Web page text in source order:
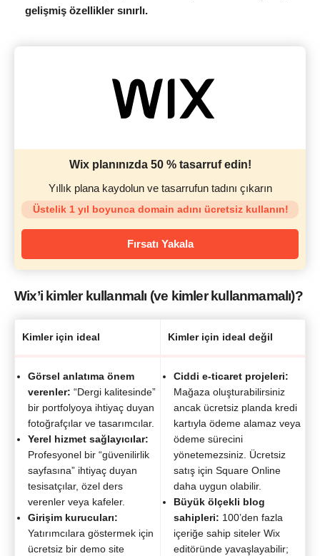
gelişmiş özellikler sınırlı.
Wix planınızda 50 % tasarruf edin!
Yıllık plana kaydolun ve tasarrufun tadını çıkarın
Üstelik 1 yıl boyunca domain adını ücretsiz kullanın!
Fırsatı Yakala
Wix’i kimler kullanmalı (ve kimler kullanmamalı)?
Kimler için ideal Kimler için ideal değil
Görsel anlatıma önem
verenler: “Dergi kalitesinde”
bir portfolyoya ihtiyaç duyan
fotoğrafçılar ve tasarımcılar.
Yerel hizmet sağlayıcılar:
Profesyonel bir “güvenilirlik
sayfasına” ihtiyaç duyan
tesisatçılar, özel ders
verenler veya kafeler.
Girişim kurucuları:
Yatırımcılara göstermek için
ücretsiz bir demo site
Ciddi e-ticaret projeleri:
Mağaza oluşturabilirsiniz
ancak ücretsiz planda kredi
kartıyla ödeme alamaz veya
ödeme sürecini
yönetemezsiniz. Ücretsiz
satış için Square Online
daha uygun olabilir.
Büyük ölçekli blog
sahipleri: 100’den fazla
içeriğe sahip siteler Wix
editöründe yavaşlayabilir;